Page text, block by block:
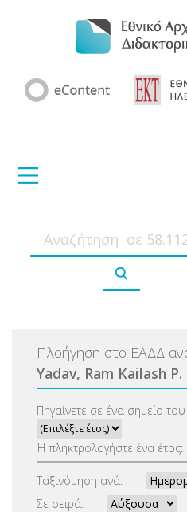
Πλοήγηση στο ΕΑΔΔ
Yadav, Ram Kailash P.
Πηγαίνετε σε ένα σημείο
Ή πληκτρολογήστε ένα έτος:
Ταξινόμηση ανά:
Σε σειρά: